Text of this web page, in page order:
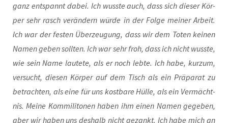
ganz ent­spannt dabei. Ich wuss­te auch, dass sich die­ser Kör­
per sehr rasch ver­än­dern wür­de in der Fol­ge mei­ner Arbeit.
Ich war der fes­ten Über­zeu­gung, dass wir dem Toten kei­nen
Namen geben soll­ten. Ich war sehr froh, dass ich nicht wuss­te,
wie sein Name lau­te­te, als er noch leb­te. Ich habe, kurz­um,
ver­sucht, die­sen Kör­per auf dem Tisch als ein Prä­pa­rat zu
betrach­ten, als eine für uns kost­ba­re Hül­le, als ein Ver­mächt­
nis. Mei­ne Kom­mi­li­to­nen haben ihm einen Namen gege­ben,
aber wir haben uns des­halb nicht gezankt. Ich habe mich an